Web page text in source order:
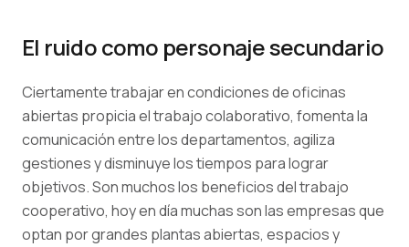
El ruido como personaje secundario
Ciertamente trabajar en condiciones de oficinas
abiertas propicia el trabajo colaborativo, fomenta la
comunicación entre los departamentos, agiliza
gestiones y disminuye los tiempos para lograr
objetivos. Son muchos los beneficios del trabajo
cooperativo, hoy en día muchas son las empresas que
optan por grandes plantas abiertas, espacios y